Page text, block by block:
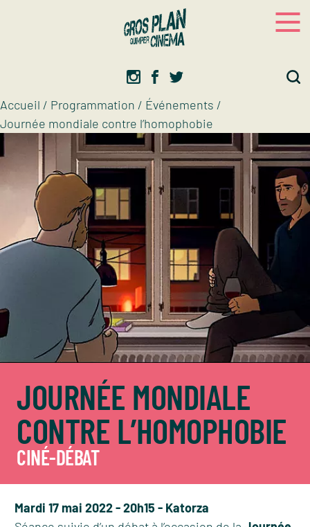
Accueil / Programmation / Événements /
Journée mondiale contre l’homophobie
JOURNÉE MONDIALE
CONTRE L’HOMOPHOBIE
CINÉ-DÉBAT
Mardi 17 mai 2022 - 20h15 - Katorza